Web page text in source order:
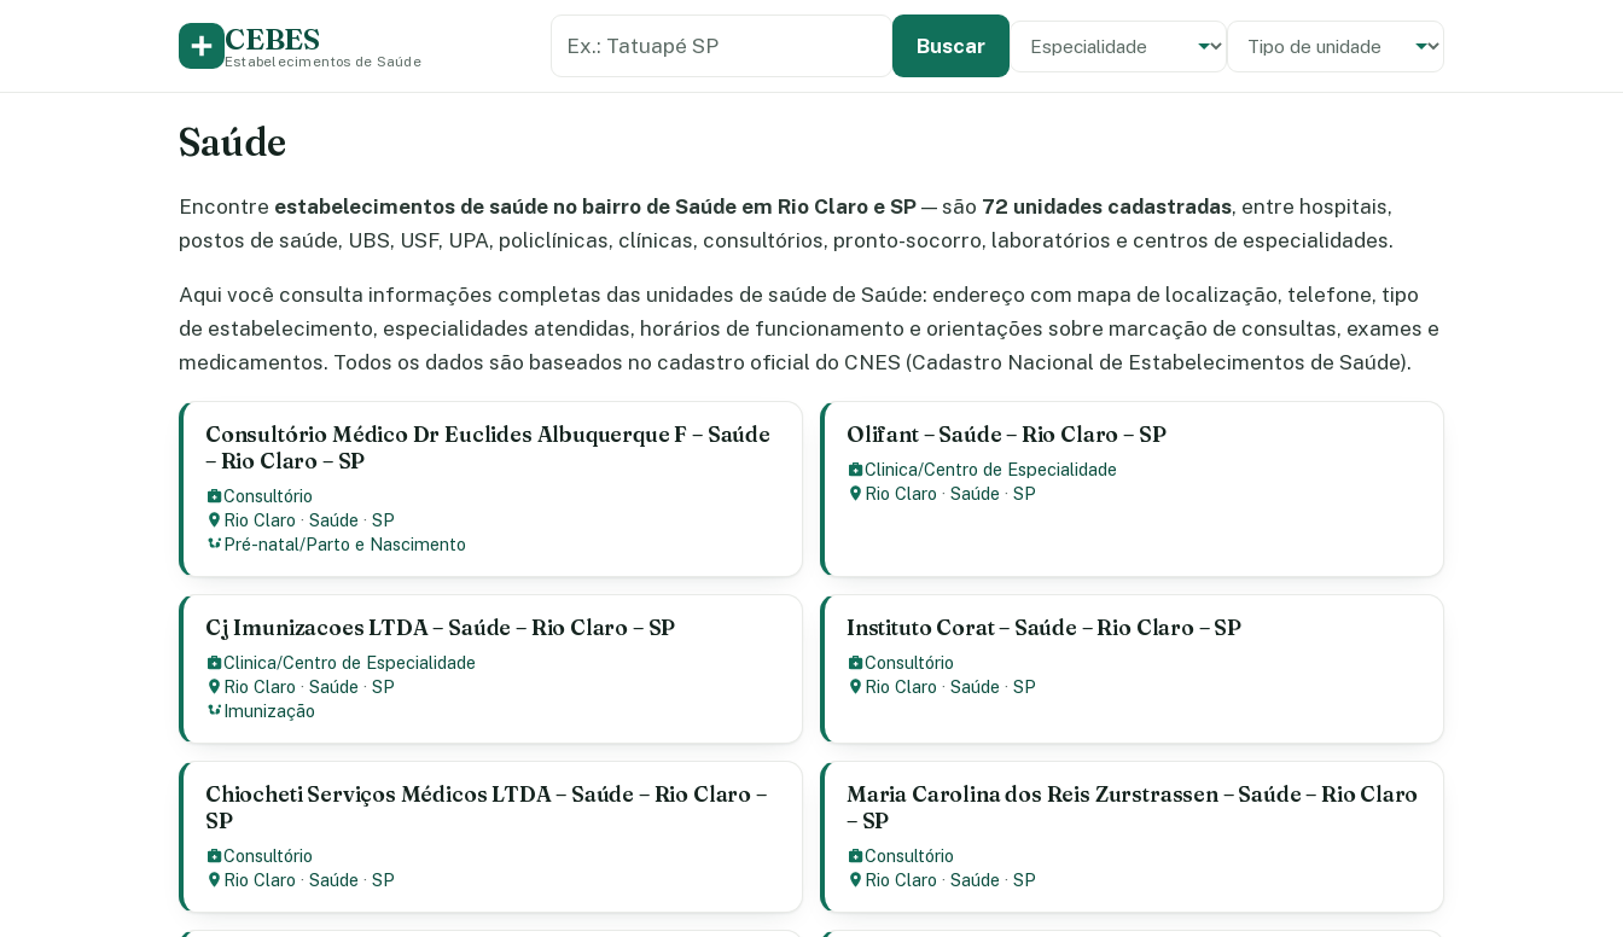
CEBES
Estabelecimentos de Saúde
Buscar Especialidade
Tipo de unidade
Saúde
Encontre estabelecimentos de saúde no bairro de Saúde em Rio Claro e SP — são 72 unidades cadastradas, entre hospitais,
postos de saúde, UBS, USF, UPA, policlínicas, clínicas, consultórios, pronto-socorro, laboratórios e centros de especialidades.
Aqui você consulta informações completas das unidades de saúde de Saúde: endereço com mapa de localização, telefone, tipo
de estabelecimento, especialidades atendidas, horários de funcionamento e orientações sobre marcação de consultas, exames e
medicamentos. Todos os dados são baseados no cadastro oficial do CNES (Cadastro Nacional de Estabelecimentos de Saúde).
Consultório Médico Dr Euclides Albuquerque F – Saúde
– Rio Claro – SP
Consultório
Rio Claro ·Saúde ·SP
Pré-natal/Parto e Nascimento
Olifant – Saúde – Rio Claro – SP
Clinica/Centro de Especialidade
Rio Claro ·Saúde ·SP
Cj Imunizacoes LTDA – Saúde – Rio Claro – SP
Clinica/Centro de Especialidade
Rio Claro ·Saúde ·SP
Imunização
Instituto Corat – Saúde – Rio Claro – SP
Consultório
Rio Claro ·Saúde ·SP
Chiocheti Serviços Médicos LTDA – Saúde – Rio Claro –
SP
Consultório
Rio Claro ·Saúde ·SP
Maria Carolina dos Reis Zurstrassen – Saúde – Rio Claro
– SP
Consultório
Rio Claro ·Saúde ·SP